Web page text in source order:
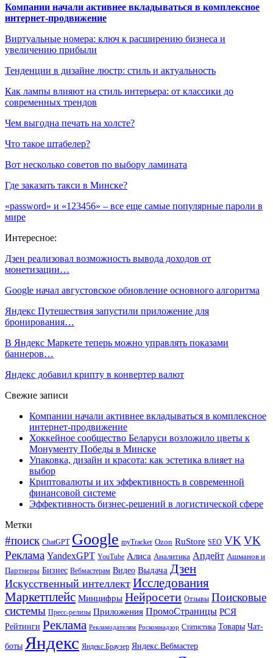
Компании начали активнее вкладываться в комплексное
интернет-продвижение
Виртуальные номера: ключ к расширению бизнеса и
увеличению прибыли
Тенденции в дизайне люстр: стиль и актуальность
Как лампы влияют на стиль интерьера: от классики до
современных трендов
Чем выгодна печать на холсте?
Что такое штабелер?
Вот несколько советов по выбору ламината
Где заказать такси в Минске?
«password» и «123456» – все еще самые популярные пароли в
мире
Интересное:
Дзен реализовал возможность вывода доходов от
монетизации…
Google начал августовское обновление основного алгоритма
Яндекс Путешествия запустили приложение для
бронирования…
В Яндекс Маркете теперь можно управлять показами
баннеров…
Яндекс добавил крипту в конвертер валют
Свежие записи
Компании начали активнее вкладываться в комплексное
интернет-продвижение
Хоккейное сообщество Беларуси возложило цветы к
Монументу Победы в Минске
Упаковка, дизайн и красота: как эстетика влияет на
выбор
Криптовалюты и их эффективность в современной
финансовой системе
Эффективность бизнес-решений в логистической сфере
Метки
#поиск ChatGPT Google myTracker Ozon RuStore SEO VK VK
Реклама YandexGPT YouTube Алиса Аналитика Апдейт Ашманов и
Партнеры Бизнес Вебмастерам Видео Выдача Дзен
Искусственный интеллект Исследования
Маркетплейс Минцифры Нейросети Отзывы Поисковые
системы Пресс-релизы Приложения ПромоСтраницы РСЯ
Рейтинги Реклама Рекламодателям Роскомнадзор Статистика Товары Чат-
боты Яндекс Яндекс.Браузер Яндекс.Вебмастер